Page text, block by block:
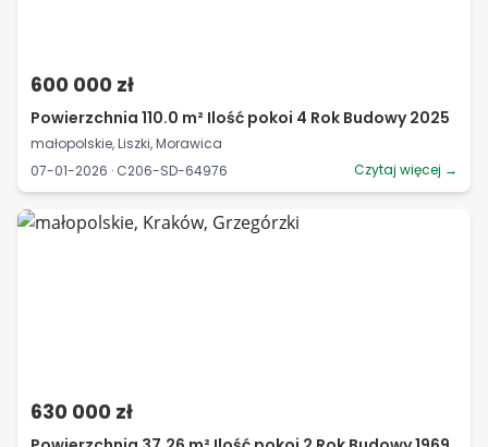
600 000 zł
Powierzchnia 110.0 m² Ilość pokoi 4 Rok Budowy 2025
małopolskie, Liszki, Morawica
07-01-2026 · C206-SD-64976
Czytaj więcej →
630 000 zł